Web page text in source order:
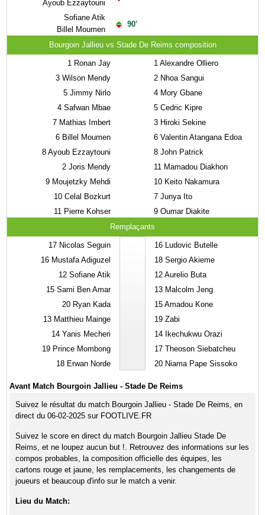
Ayoub Ezzaytouni
Sofiane Atik
Billel Moumen
90'
Bourgoin Jallieu vs Stade De Reims composition
1 Ronan Jay
3 Wilson Mendy
5 Jimmy Nirlo
4 Safwan Mbae
7 Mathias Imbert
6 Billel Moumen
8 Ayoub Ezzaytouni
2 Joris Mendy
9 Moujetzky Mehdi
10 Celal Bozkurt
11 Pierre Kohser
1 Alexandre Olliero
2 Nhoa Sangui
4 Mory Gbane
5 Cedric Kipre
3 Hiroki Sekine
6 Valentin Atangana Edoa
8 John Patrick
11 Mamadou Diakhon
10 Keito Nakamura
7 Junya Ito
9 Oumar Diakite
Remplaçants
17 Nicolas Seguin
16 Mustafa Adiguzel
12 Sofiane Atik
15 Sami Ben Amar
20 Ryan Kada
13 Matthieu Mainge
14 Yanis Mecheri
19 Prince Mombong
18 Erwan Norde
16 Ludovic Butelle
18 Sergio Akieme
12 Aurelio Buta
13 Malcolm Jeng
15 Amadou Kone
19 Zabi
14 Ikechukwu Orazi
17 Theoson Siebatcheu
20 Niama Pape Sissoko
Avant Match Bourgoin Jallieu - Stade De Reims
Suivez le résultat du match Bourgoin Jallieu - Stade De Reims, en
direct du 06-02-2025 sur FOOTLIVE.FR
Suivez le score en direct du match Bourgoin Jallieu Stade De
Reims, et ne loupez aucun but !. Retrouvez des informations sur les
compos probables, la composition officielle des équipes, les
cartons rouge et jaune, les remplacements, les changements de
joueurs et beaucoup d'info sur le match a venir.
Lieu du Match: